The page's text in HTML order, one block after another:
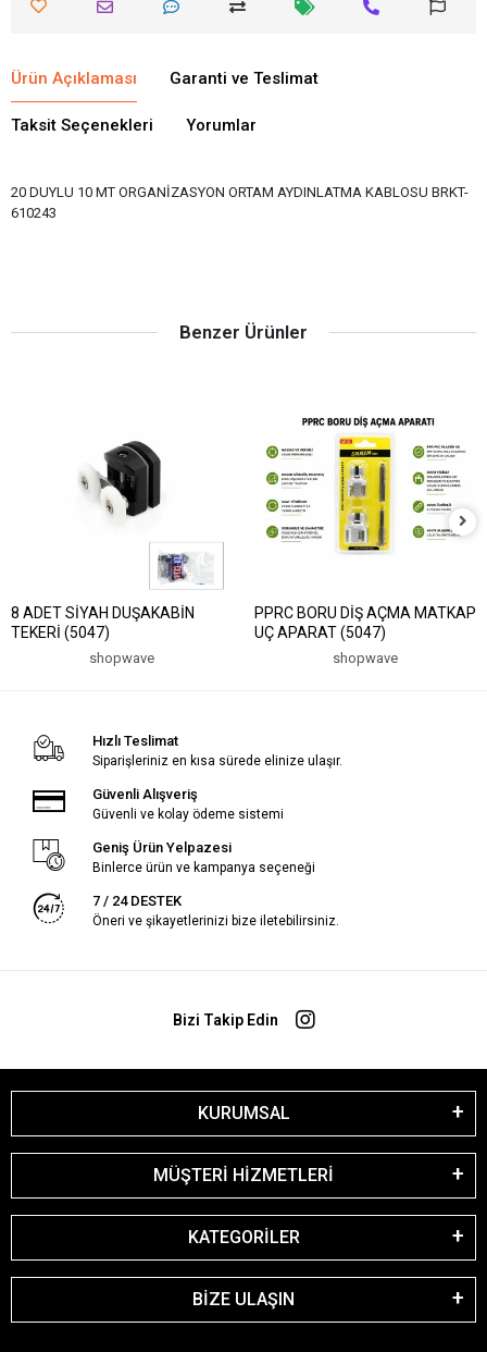
Ürün Açıklaması Garanti ve Teslimat
Taksit Seçenekleri Yorumlar
20 DUYLU 10 MT ORGANİZASYON ORTAM AYDINLATMA KABLOSU BRKT-
610243
Benzer Ürünler
8 ADET SİYAH DUŞAKABİN
TEKERİ (5047)
shopwave
PPRC BORU DİŞ AÇMA MATKAP
UÇ APARAT (5047)
shopwave
Hızlı Teslimat
Siparişleriniz en kısa sürede elinize ulaşır.
Güvenli Alışveriş
Güvenli ve kolay ödeme sistemi
Geniş Ürün Yelpazesi
Binlerce ürün ve kampanya seçeneği
7 / 24 DESTEK
Öneri ve şikayetlerinizi bize iletebilirsiniz.
Bizi Takip Edin
KURUMSAL
MÜŞTERİ HİZMETLERİ
KATEGORİLER
BİZE ULAŞIN